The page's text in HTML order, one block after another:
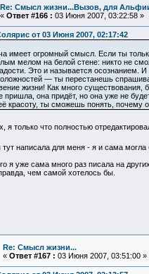
Re: Смысл жизни...Вызов, для
« Ответ #166 : 03 Июня 2007, 03:22:58 »
от 03 Июня 2007, 02:17:42
имеет огромный смысл. Если ты
мелом на белой стене: никто не
Это и называется осознанием.
— ты перестанешь
жизни! Как много
пришла, она придёт, но она уже не
красоту, ты сможешь понять, почему
я только что полностью
тут написала для меня - я и сама
я уже сама много раз писала на
чем самой хотелось бы.
Re: Смысл жизни...
« Ответ #167 : 03 Июня 2007, 03:51:00 »